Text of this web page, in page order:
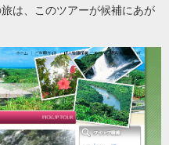
は、このツアーが候補にあが